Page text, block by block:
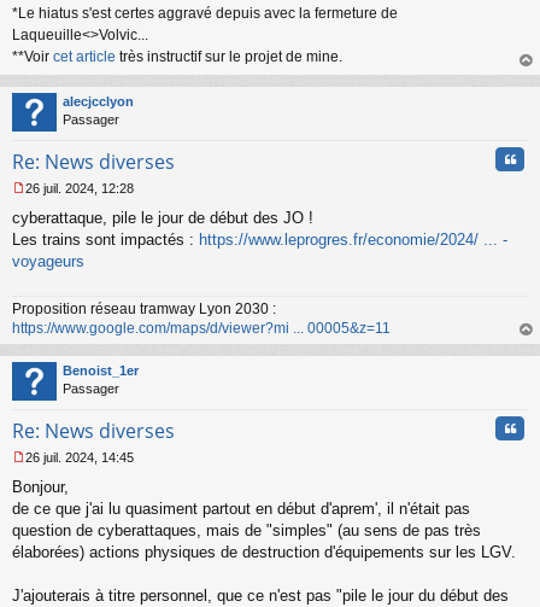
*Le hiatus s'est certes aggravé depuis avec la fermeture de
Laqueuille<>Volvic...
**Voir cet article très instructif sur le projet de mine.
au
alecjcclyon
Passager
Re: News diverses
e
s
s
a
e
n
o
n
l
u
26 juil. 2024, 12:28
cyberattaque, pile le jour de début des JO !
Les trains sont impactés : https://www.leprogres.fr/economie/2024/ ... -
voyageurs
Proposition réseau tramway Lyon 2030 :
https://www.google.com/maps/d/viewer?mi ... 00005&z=11
au
Benoist_1er
Passager
Re: News diverses
e
s
s
g
n
26 juil. 2024, 14:45
Bonjour,
de ce que j'ai lu quasiment partout en début d'aprem', il n'était pas
question de cyberattaques, mais de "simples" (au sens de pas très
élaborées) actions physiques de destruction d'équipements sur les LGV.
J'ajouterais à titre personnel, que ce n'est pas "pile le jour du début des